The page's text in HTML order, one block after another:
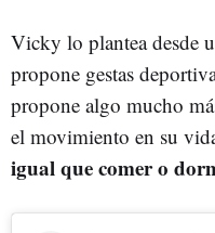
Vicky lo plantea desde
propone gestas
propone algo mucho
el movimiento en su
igual que comer o